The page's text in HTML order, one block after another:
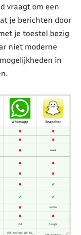
vraagt om een
je berichten door
je toestel bezig
niet moderne
in